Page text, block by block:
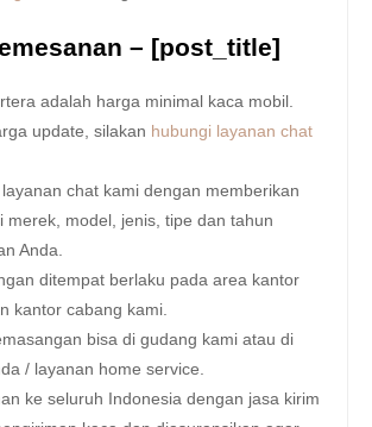
– [post_title]
adalah harga minimal kaca mobil.
update, silakan hubungi layanan chat
chat kami dengan memberikan
merek, model, jenis, tipe dan tahun
Anda.
ditempat berlaku pada area kantor
kantor cabang kami.
bisa di gudang kami atau di
/ layanan home service.
ke seluruh Indonesia dengan jasa kirim